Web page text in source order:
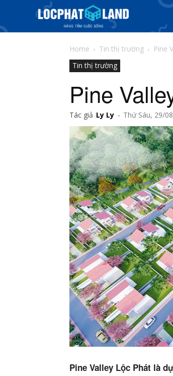
Home Tin thị trường
Pine
Tin thị trường
Pine
Tác giả Ly Ly - Thứ Sáu, 29/
Pine Valley Lộc Phát là